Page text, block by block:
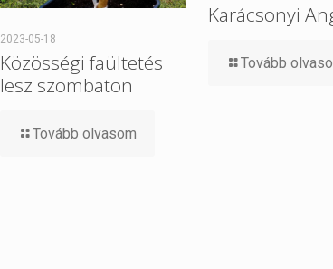
2023-05-18
Közösségi faültetés
lesz szombaton
Tovább olvasom
Karácsonyi
Tovább